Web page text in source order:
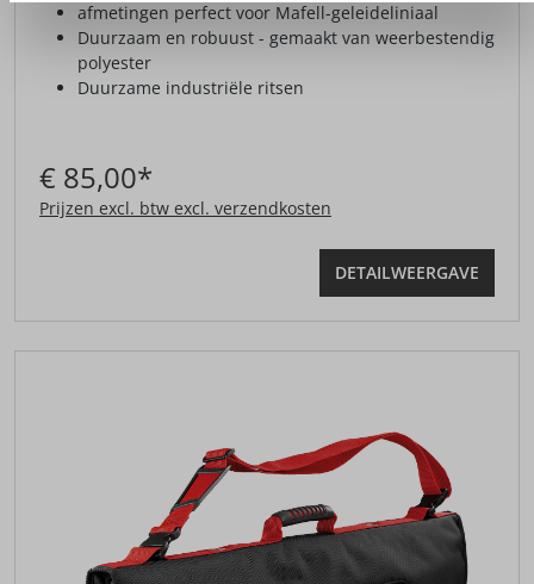
afmetingen perfect voor Mafell-geleideliniaal
Duurzaam en robuust - gemaakt van weerbestendig
polyester
Duurzame industriële ritsen
€ 85,00*
Prijzen excl. btw excl. verzendkosten
DETAILWEERGAVE